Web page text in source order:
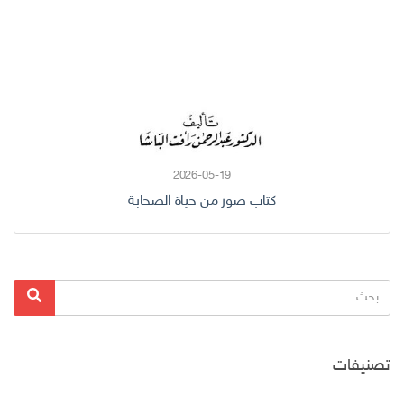
2026-05-19
كتاب صور من حياة الصحابة
البحث
عن:
بحث
تصنيفات